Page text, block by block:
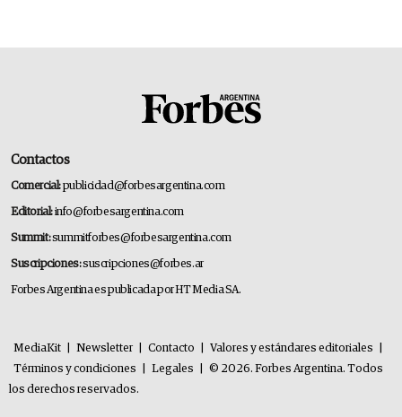
Contactos
Comercial:publicidad@forbesargentina.com
Editorial:info@forbesargentina.com
Summit:summitforbes@forbesargentina.com
Suscripciones:suscripciones@forbes.ar
Forbes Argentina es publicada por HT Media SA.
MediaKit Newsletter Contacto Valores y estándares editoriales
Términos y condiciones
Legales
© 2026. Forbes Argentina. Todos
los derechos reservados.